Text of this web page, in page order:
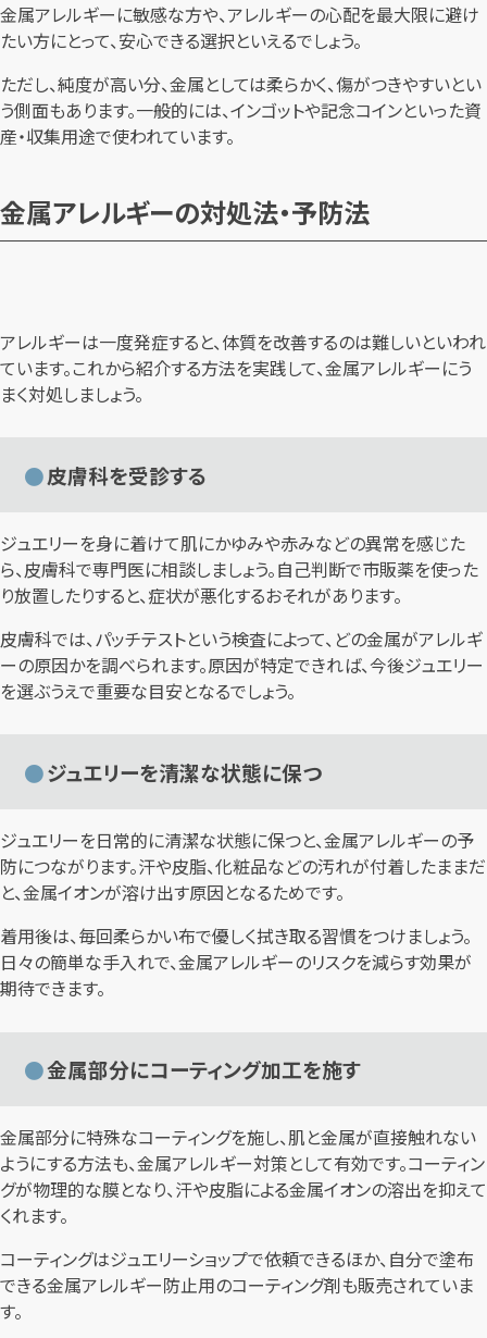
金属アレルギーに敏感な方や、アレルギーの心配を最大限に避け
たい方にとって、安心できる選択といえるでしょう。
ただし、純度が高い分、金属としては柔らかく、傷がつきやすいとい
う側面もあります。一般的には、インゴットや記念コインといった資
産・収集用途で使われています。
金属アレルギーの対処法・予防法
アレルギーは一度発症すると、体質を改善するのは難しいといわれ
ています。これから紹介する方法を実践して、金属アレルギーにう
まく対処しましょう。
皮膚科を受診する
ジュエリーを身に着けて肌にかゆみや赤みなどの異常を感じた
ら、皮膚科で専門医に相談しましょう。自己判断で市販薬を使った
り放置したりすると、症状が悪化するおそれがあります。
皮膚科では、パッチテストという検査によって、どの金属がアレルギ
ーの原因かを調べられます。原因が特定できれば、今後ジュエリー
を選ぶうえで重要な目安となるでしょう。
ジュエリーを清潔な状態に保つ
ジュエリーを日常的に清潔な状態に保つと、金属アレルギーの予
防につながります。汗や皮脂、化粧品などの汚れが付着したままだ
と、金属イオンが溶け出す原因となるためです。
着用後は、毎回柔らかい布で優しく拭き取る習慣をつけましょう。
日々の簡単な手入れで、金属アレルギーのリスクを減らす効果が
期待できます。
金属部分にコーティング加工を施す
金属部分に特殊なコーティングを施し、肌と金属が直接触れない
ようにする方法も、金属アレルギー対策として有効です。コーティン
グが物理的な膜となり、汗や皮脂による金属イオンの溶出を抑えて
くれます。
コーティングはジュエリーショップで依頼できるほか、自分で塗布
できる金属アレルギー防止用のコーティング剤も販売されていま
す。